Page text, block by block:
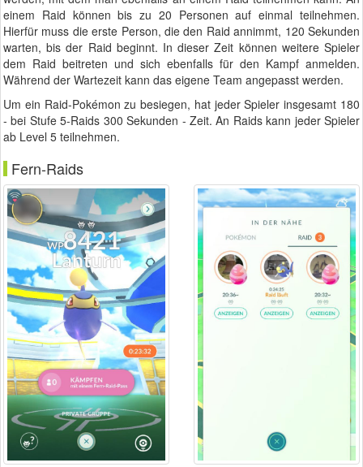
einem Raid können bis zu 20 Personen auf einmal teilnehmen.
Hierfür muss die erste Person, die den Raid annimmt, 120 Sekunden
warten, bis der Raid beginnt. In dieser Zeit können weitere Spieler
dem Raid beitreten und sich ebenfalls für den Kampf anmelden.
Während der Wartezeit kann das eigene Team angepasst werden.
Um ein Raid-Pokémon zu besiegen, hat jeder Spieler insgesamt 180
- bei Stufe 5-Raids 300 Sekunden - Zeit. An Raids kann jeder Spieler
ab Level 5 teilnehmen.
Fern-Raids